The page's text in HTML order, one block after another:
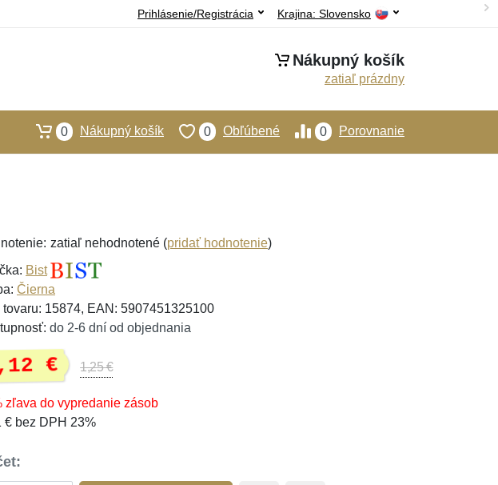
Krajina: Slovensko
Prihlásenie/Registrácia
Nákupný košík
zatiaľ prázdny
0 Porovnanie
0 Obľúbené
0 Nákupný košík
zatiaľ nehodnotené (pridať hodnotenie)
Bist
Čierna
tovaru: 15874, EAN: 5907451325100
do 2-6 dní od objednania
€ 1,25 €
zľava do vypredanie zásob
€ bez DPH 23%